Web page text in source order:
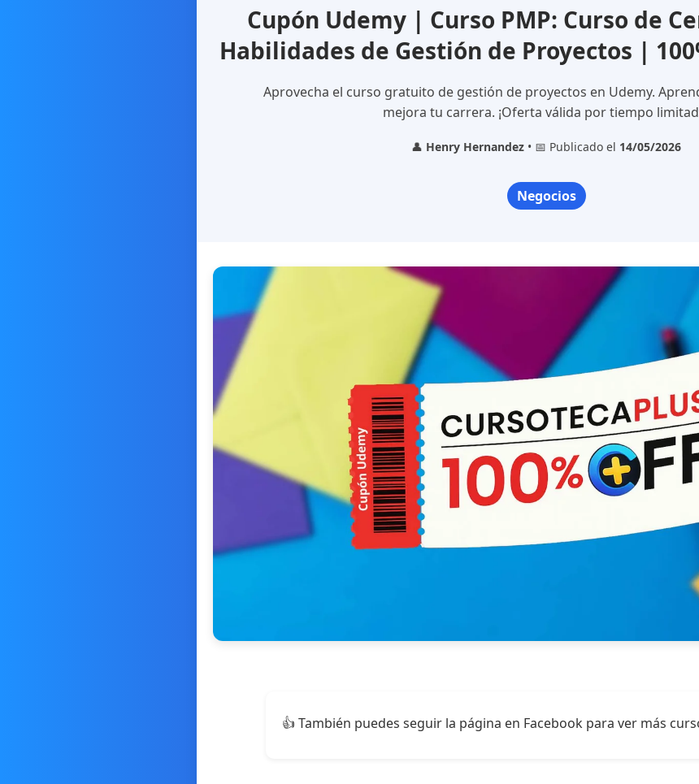
Cupón Udemy | Curso PMP: Curso de
Habilidades de Gestión de Proyectos |
Aprovecha el curso gratuito de gestión de proyectos en Udemy.
mejora tu carrera. ¡Oferta válida por tiempo
👤 Henry Hernandez • 📅 Publicado el 14/05/2026
Negocios
👍 También puedes seguir la página en Facebook para ver más